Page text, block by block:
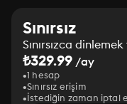
Sınırsız
Sınırsızca
₺329.99 /ay
1 hesap
Sınırsız erişim
İstediğin zaman iptal